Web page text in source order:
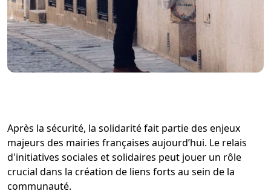
Après la sécurité, la solidarité fait partie des enjeux
majeurs des mairies françaises aujourd’hui. Le relais
d'initiatives sociales et solidaires peut jouer un rôle
crucial dans la création de liens forts au sein de la
communauté.